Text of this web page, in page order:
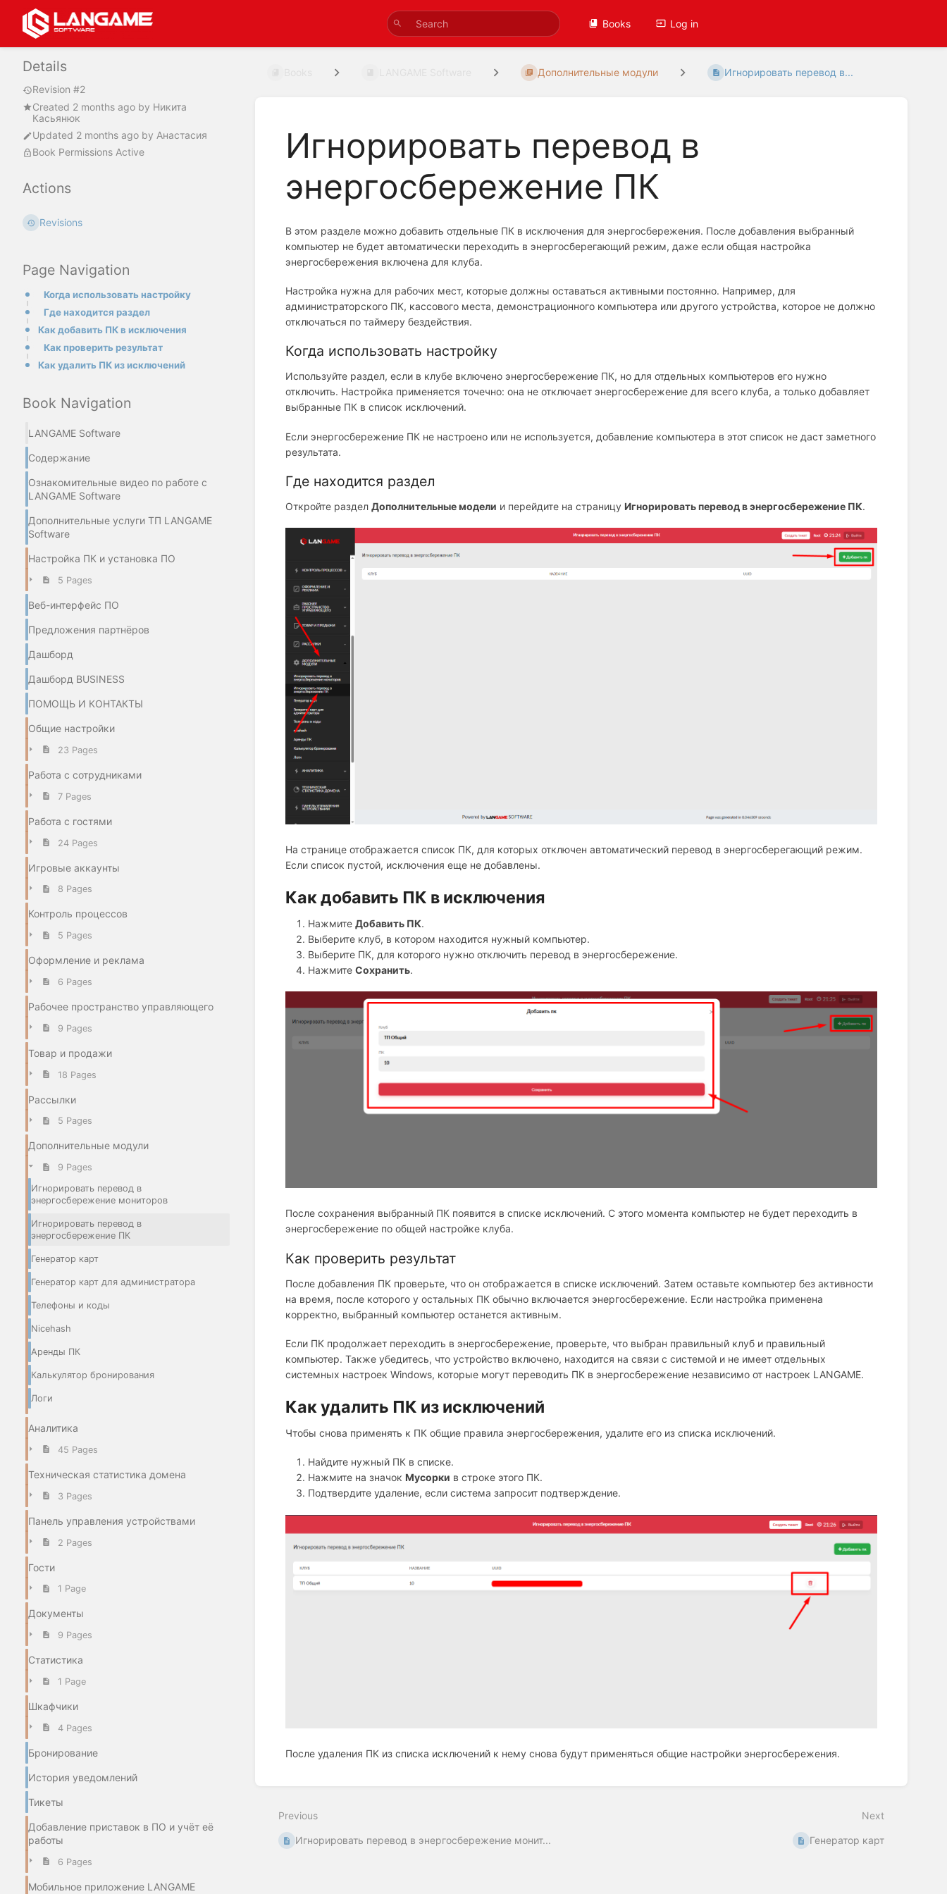
Books Log in
Details
Revision #2
Created 2 months ago by Никита
Касьянюк
Updated 2 months ago by Анастасия
Book Permissions Active
Actions
Revisions
Page Navigation
Когда использовать настройку
Где находится раздел
Как добавить ПК в исключения
Как проверить результат
Как удалить ПК из исключений
Book Navigation
LANGAME Software
Содержание
Ознакомительные видео по работе с
LANGAME Software
Дополнительные услуги ТП LANGAME
Software
Настройка ПК и установка ПО
5 Pages
Веб-интерфейс ПО
Предложения партнёров
Дашборд
Дашборд BUSINESS
ПОМОЩЬ И КОНТАКТЫ
Общие настройки
23 Pages
Работа с сотрудниками
7 Pages
Работа с гостями
24 Pages
Игровые аккаунты
8 Pages
Контроль процессов
5 Pages
Оформление и реклама
6 Pages
Рабочее пространство управляющего
9 Pages
Товар и продажи
18 Pages
Рассылки
5 Pages
Дополнительные модули
9 Pages
Игнорировать перевод в
энергосбережение мониторов
Игнорировать перевод в
энергосбережение ПК
Генератор карт
Генератор карт для администратора
Телефоны и коды
Nicehash
Аренды ПК
Калькулятор бронирования
Логи
Аналитика
45 Pages
Техническая статистика домена
3 Pages
Панель управления устройствами
2 Pages
Гости
1 Page
Документы
9 Pages
Статистика
1 Page
Шкафчики
4 Pages
Бронирование
История уведомлений
Тикеты
Добавление приставок в ПО и учёт её
работы
6 Pages
Мобильное приложение LANGAME
Дополнительные модули Игнорировать перевод в...
Игнорировать перевод в
энергосбережение ПК
В этом разделе можно добавить отдельные ПК в исключения для энергосбережения. После добавления выбранный
компьютер не будет автоматически переходить в энергосберегающий режим, даже если общая настройка
энергосбережения включена для клуба.
Настройка нужна для рабочих мест, которые должны оставаться активными постоянно. Например, для
администраторского ПК, кассового места, демонстрационного компьютера или другого устройства, которое не должно
отключаться по таймеру бездействия.
Когда использовать настройку
Используйте раздел, если в клубе включено энергосбережение ПК, но для отдельных компьютеров его нужно
отключить. Настройка применяется точечно: она не отключает энергосбережение для всего клуба, а только добавляет
выбранные ПК в список исключений.
Если энергосбережение ПК не настроено или не используется, добавление компьютера в этот список не даст заметного
результата.
Где находится раздел
Откройте раздел Дополнительные модели и перейдите на страницу Игнорировать перевод в энергосбережение ПК.
На странице отображается список ПК, для которых отключен автоматический перевод в энергосберегающий режим.
Если список пустой, исключения еще не добавлены.
Как добавить ПК в исключения
Нажмите Добавить ПК.
Выберите клуб, в котором находится нужный компьютер.
Выберите ПК, для которого нужно отключить перевод в энергосбережение.
Нажмите Сохранить.
После сохранения выбранный ПК появится в списке исключений. С этого момента компьютер не будет переходить в
энергосбережение по общей настройке клуба.
Как проверить результат
После добавления ПК проверьте, что он отображается в списке исключений. Затем оставьте компьютер без активности
на время, после которого у остальных ПК обычно включается энергосбережение. Если настройка применена
корректно, выбранный компьютер останется активным.
Если ПК продолжает переходить в энергосбережение, проверьте, что выбран правильный клуб и правильный
компьютер. Также убедитесь, что устройство включено, находится на связи с системой и не имеет отдельных
системных настроек Windows, которые могут переводить ПК в энергосбережение независимо от настроек LANGAME.
Как удалить ПК из исключений
Чтобы снова применять к ПК общие правила энергосбережения, удалите его из списка исключений.
Найдите нужный ПК в списке.
Нажмите на значок Мусорки в строке этого ПК.
Подтвердите удаление, если система запросит подтверждение.
После удаления ПК из списка исключений к нему снова будут применяться общие настройки энергосбережения.
mode
Previous
Игнорировать перевод в энергосбережение монит...
Next
Генератор карт